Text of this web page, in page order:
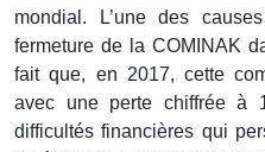
mondial. L’une des
fermeture de la COMINAK
fait que, en 2017, cette
avec une perte chiffrée à
difficultés financières qui